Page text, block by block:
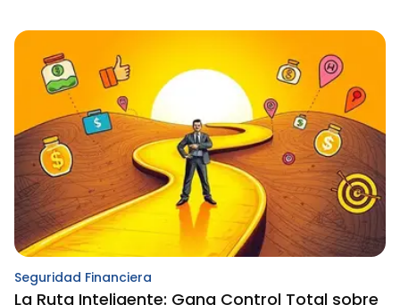
Seguridad Financiera
La Ruta Inteligente: Gana Control Total sobre